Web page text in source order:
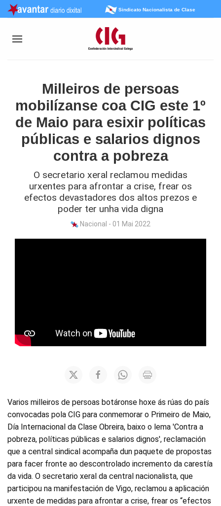
Sindicato Nacionalista de Clase
Milleiros de persoas
mobilízanse coa CIG este 1º
de Maio para esixir políticas
públicas e salarios dignos
contra a pobreza
O secretario xeral reclamou medidas
urxentes para afrontar a crise, frear os
efectos devastadores dos altos prezos e
poder ter unha vida digna
Nacional - 01 Mai 2022
Varios milleiros de persoas botáronse hoxe ás rúas do país
convocadas pola CIG para conmemorar o Primeiro de Maio,
Día Internacional da Clase Obreira, baixo o lema 'Contra a
pobreza, políticas públicas e salarios dignos', reclamación
que a central sindical acompaña dun paquete de propostas
para facer fronte ao descontrolado incremento da carestía
da vida. O secretario xeral da central nacionalista, que
participou na manifestación de Vigo, reclamou a aplicación
urxente de medidas para afrontar a crise, frear os “efectos